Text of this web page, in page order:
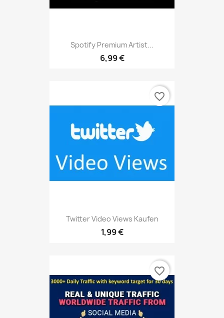
Spotify Premium Artist...
6,99 €
Twitter Video Views Kaufen
1,99 €
favorite_border
favorite_border